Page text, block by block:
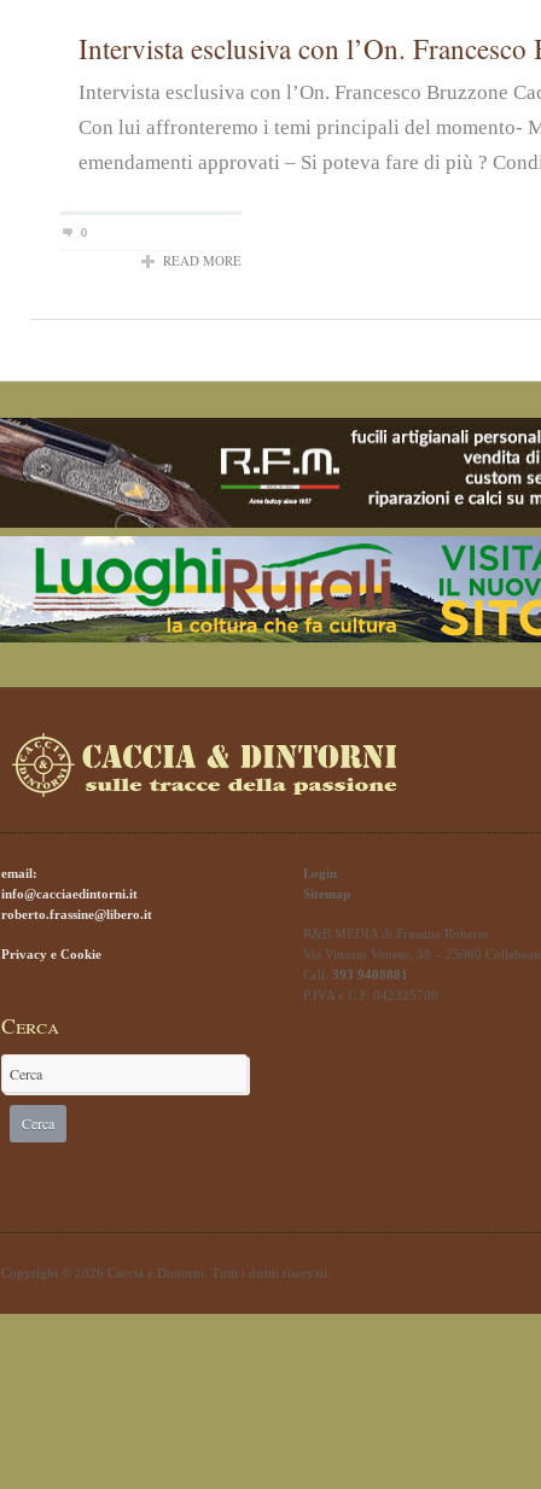
Intervista esclusiva con l’On. Francesco
Intervista esclusiva con l’On. Francesco Bruzzone
Con lui affronteremo i temi principali del momento-
emendamenti approvati – Si poteva fare di più ?
0
READ MORE
email:
info@cacciaedintorni.it
roberto.frassine@libero.it
Privacy e Cookie
Cerca
Login
Sitemap
R&B MEDIA di Frassine Roberto
Via Vittorio Veneto, 38 – 25060
Cell. 393 9408881
P.IVA e C.F. 042325709
Copyright © 2026 Caccia e Dintorni. Tutti i diritti riservati.